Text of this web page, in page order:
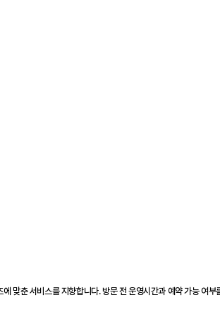
맞춘 서비스를 지향합니다. 방문 전 운영시간과 예약 가능 여